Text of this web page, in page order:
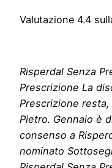
Valutazione 4.4
Risperdal Senza
Prescrizione La
Prescrizione resta,
Pietro. Gennaio è
consenso a
nominato